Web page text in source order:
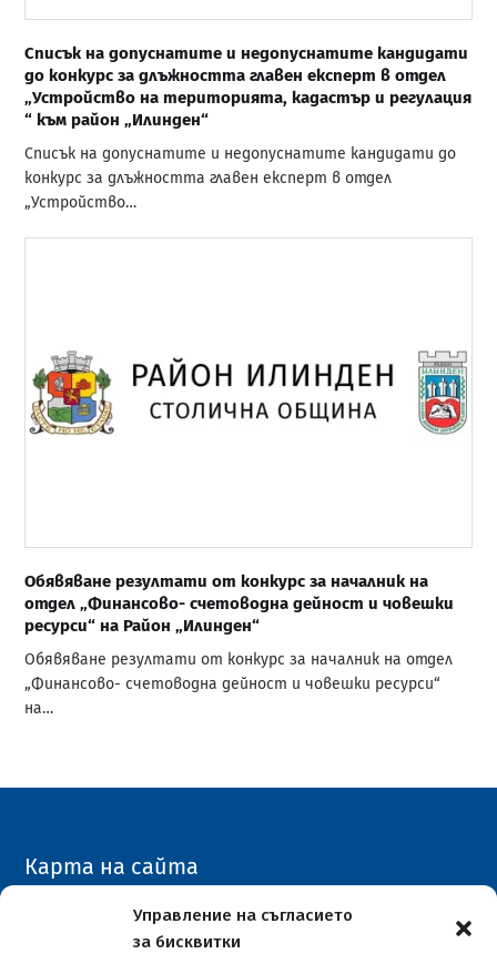
Управление на съгласието
за бисквитки
Списък на допуснатите и недопуснатите кандидати
до конкурс за длъжността главен експерт в отдел
„Устройство на територията, кадастър и регулация
“ към район „Илинден“
Списък на допуснатите и недопуснатите кандидати до
конкурс за длъжността главен експерт в отдел
„Устройство…
Обявяване резултати от конкурс за началник на
отдел „Финансово- счетоводна дейност и човешки
ресурси“ на Район „Илинден“
Обявяване резултати от конкурс за началник на отдел
„Финансово- счетоводна дейност и човешки ресурси“
на…
Карта на сайта
Архивен сайт